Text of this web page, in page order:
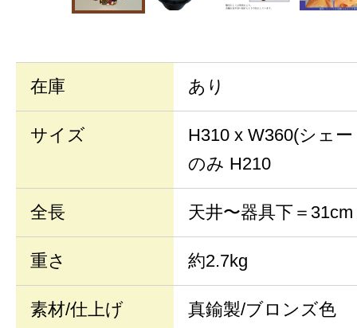
在庫 あり
サイズ
H310 x W360(シェ
のみ H210
全長 天井〜器具下＝31cm
重さ 約2.7kg
素材/仕上げ 真鍮製/ブロンズ色